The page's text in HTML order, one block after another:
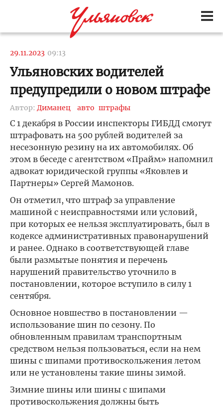
29.11.2023 09:13
Ульяновских водителей
предупредили о новом штрафе
Автор: Диманец авто штрафы
С 1 декабря в России инспекторы ГИБДД смогут
штрафовать на 500 рублей водителей за
несезонную резину на их автомобилях. Об
этом в беседе с агентством «Прайм» напомнил
адвокат юридической группы «Яковлев и
Партнеры» Сергей Мамонов.
Он отметил, что штраф за управление
машиной с неисправностями или условий,
при которых ее нельзя эксплуатировать, был в
кодексе административных правонарушений
и ранее. Однако в соответствующей главе
были размытые понятия и перечень
нарушений правительство уточнило в
постановлении, которое вступило в силу 1
сентября.
Основное новшество в постановлении —
использование шин по сезону. По
обновленным правилам транспортным
средством нельзя пользоваться, если на нем
шины с шипами противоскольжения летом
или не установлены такие шины зимой.
Зимние шины или шины с шипами
противоскольжения должны быть